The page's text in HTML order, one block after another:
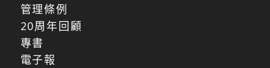
管理條例
20周年回顧
專書
電子報